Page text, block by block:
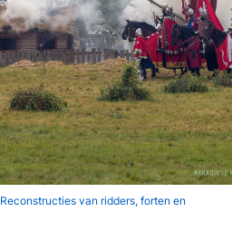
中国
Deutschland
Français
Magyar
日本語
Norsk
Reconstructies van ridders, forten en